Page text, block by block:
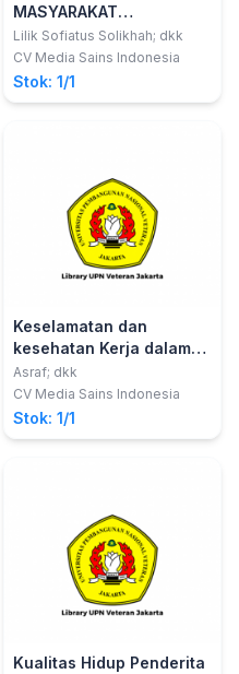
MASYARAKAT
PERKOTAAN
Lilik Sofiatus Solikhah; dkk
CV Media Sains Indonesia
Stok: 1/1
Keselamatan dan
kesehatan Kerja dalam
Manajemen
Asraf; dkk
CV Media Sains Indonesia
Stok: 1/1
Kualitas Hidup Penderita